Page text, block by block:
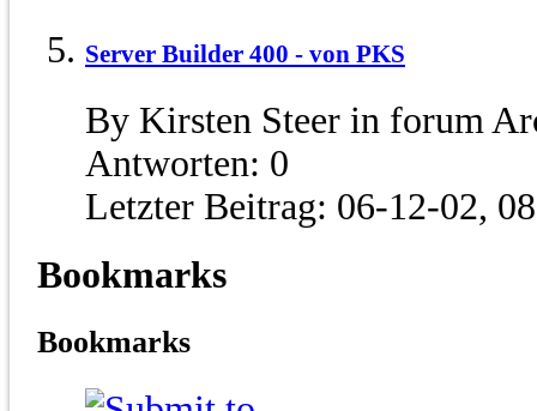
Server Builder 400 - von PKS
By Kirsten Steer in forum
Antworten: 0
Letzter Beitrag: 06-12-02,
Bookmarks
Bookmarks